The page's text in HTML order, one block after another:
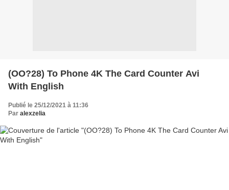
(OO?28) To Phone 4K The Card Counter Avi
With English
Publié le 25/12/2021 à 11:36
Par alexzelia